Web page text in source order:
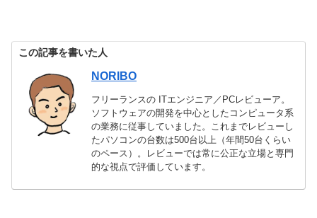
この記事を書いた人
NORIBO
フリーランスの ITエンジニア／PCレビューア。
ソフトウェアの開発を中心としたコンピュータ系
の業務に従事していました。これまでレビューし
たパソコンの台数は500台以上（年間50台くらい
のペース）。レビューでは常に公正な立場と専門
的な視点で評価しています。